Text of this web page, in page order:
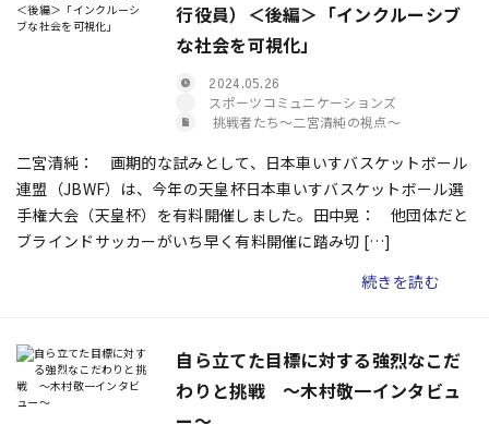
行役員）＜後編＞「インクルーシブ
な社会を可視化」
2024.05.26
スポーツコミュニケーションズ
挑戦者たち〜二宮清純の視点〜
二宮清純： 画期的な試みとして、日本車いすバスケットボール
連盟（JBWF）は、今年の天皇杯日本車いすバスケットボール選
手権大会（天皇杯）を有料開催しました。田中晃： 他団体だと
ブラインドサッカーがいち早く有料開催に踏み切 […]
続きを読む
自ら立てた目標に対する強烈なこだ
わりと挑戦 ～木村敬一インタビュ